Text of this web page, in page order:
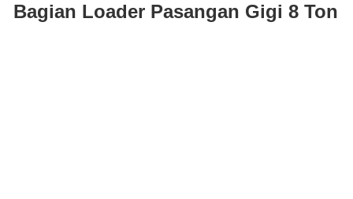
Mahkota LOVOL Bagian Loader Pasangan Gigi 8 Ton
Bagian Loader Pasangan Gigi 8 Ton